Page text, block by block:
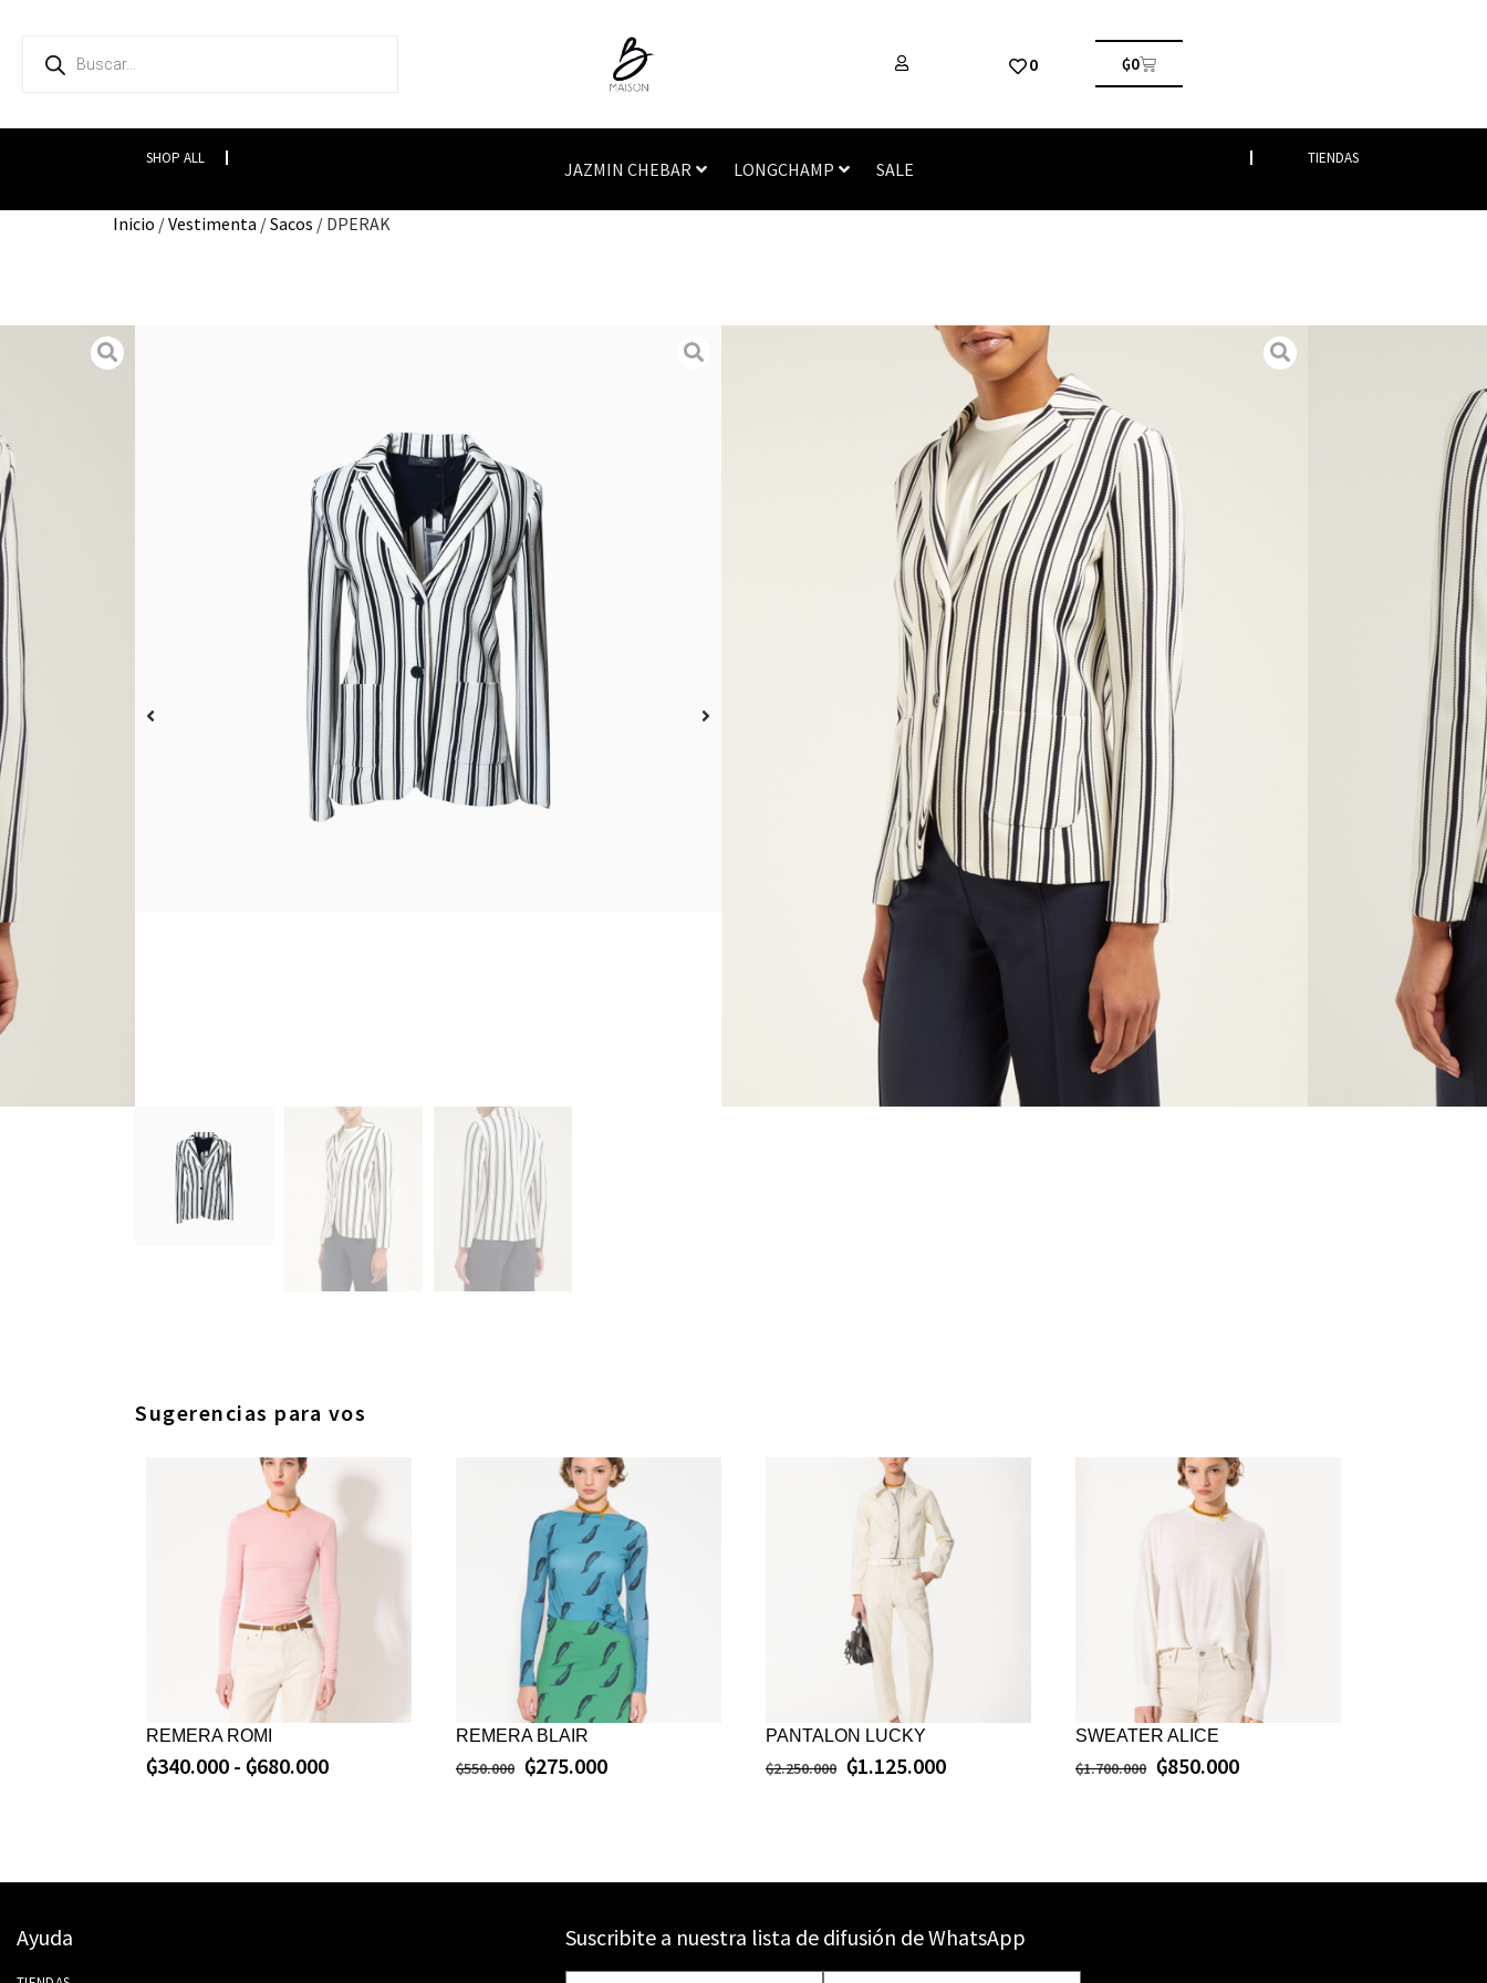
0 ₲0
SHOP ALL
JAZMIN CHEBAR LONGCHAMP SALE
TIENDAS
Inicio /Vestimenta /Sacos / DPERAK
/Sacos/ DPERAK
Sacos,Vestimenta
Evoca la elegancia clásica italiana con la chaqueta Perak marfil de un solo
botón de Weekend Max Mara. Está confeccionado en jersey ligero con un
distintivo patrón de rayas negras y tiene solapas de muesca y discretos
bolsillos de parche al frente.
Este producto no está disponible porque no quedan existencias.
Añadir al Wishlist
Sugerencias para vos
REMERA ROMI
₲340.000 - ₲680.000
REMERA BLAIR
₲550.000 ₲275.000
PANTALON LUCKY
₲2.250.000 ₲1.125.000
SWEATER ALICE
₲1.700.000 ₲850.000
Ayuda Suscribite a nuestra lista de difusión de WhatsApp